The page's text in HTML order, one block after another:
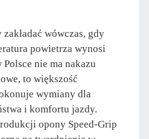
wówczas, gdy
powietrza wynosi
nie ma nakazu
to większość
wymiany dla
i komfortu jazdy.
opony Speed-Grip